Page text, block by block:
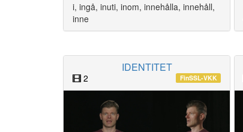
i, ingå, inuti, inom, innehålla, innehåll,
inne
IDENTITET
2 FinSSL-VKK